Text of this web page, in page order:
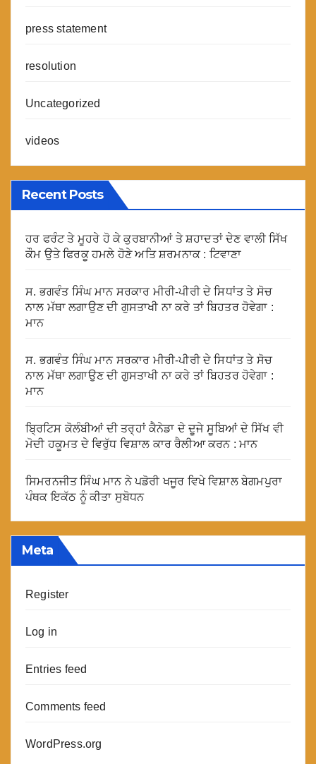
press statement
resolution
Uncategorized
videos
Recent Posts
ਹਰ ਫਰੰਟ ਤੇ ਮੂਹਰੇ ਹੋ ਕੇ ਕੁਰਬਾਨੀਆਂ ਤੇ ਸ਼ਹਾਦਤਾਂ ਦੇਣ ਵਾਲੀ ਸਿੱਖ
ਕੌਮ ਉਤੇ ਫਿਰਕੂ ਹਮਲੇ ਹੋਣੇ ਅਤਿ ਸ਼ਰਮਨਾਕ : ਟਿਵਾਣਾ
ਸ. ਭਗਵੰਤ ਸਿੰਘ ਮਾਨ ਸਰਕਾਰ ਮੀਰੀ-ਪੀਰੀ ਦੇ ਸਿਧਾਂਤ ਤੇ ਸੋਚ
ਨਾਲ ਮੱਥਾ ਲਗਾਉਣ ਦੀ ਗੁਸਤਾਖੀ ਨਾ ਕਰੇ ਤਾਂ ਬਿਹਤਰ ਹੋਵੇਗਾ :
ਮਾਨ
ਸ. ਭਗਵੰਤ ਸਿੰਘ ਮਾਨ ਸਰਕਾਰ ਮੀਰੀ-ਪੀਰੀ ਦੇ ਸਿਧਾਂਤ ਤੇ ਸੋਚ
ਨਾਲ ਮੱਥਾ ਲਗਾਉਣ ਦੀ ਗੁਸਤਾਖੀ ਨਾ ਕਰੇ ਤਾਂ ਬਿਹਤਰ ਹੋਵੇਗਾ :
ਮਾਨ
ਬ੍ਰਿਟਿਸ ਕੋਲੰਬੀਆਂ ਦੀ ਤਰ੍ਹਾਂ ਕੈਨੇਡਾ ਦੇ ਦੂਜੇ ਸੂਬਿਆਂ ਦੇ ਸਿੱਖ ਵੀ
ਮੋਦੀ ਹਕੂਮਤ ਦੇ ਵਿਰੁੱਧ ਵਿਸ਼ਾਲ ਕਾਰ ਰੈਲੀਆ ਕਰਨ : ਮਾਨ
ਸਿਮਰਨਜੀਤ ਸਿੰਘ ਮਾਨ ਨੇ ਪਡੋਰੀ ਖਜੂਰ ਵਿਖੇ ਵਿਸ਼ਾਲ ਬੇਗਮਪੁਰਾ
ਪੰਥਕ ਇਕੱਠ ਨੂੰ ਕੀਤਾ ਸੁਬੋਧਨ
Meta
Register
Log in
Entries feed
Comments feed
WordPress.org